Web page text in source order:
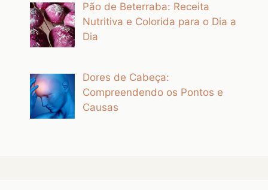
Pão de Beterraba: Receita
Nutritiva e Colorida para o Dia a
Dia
Dores de Cabeça:
Compreendendo os Pontos e
Causas